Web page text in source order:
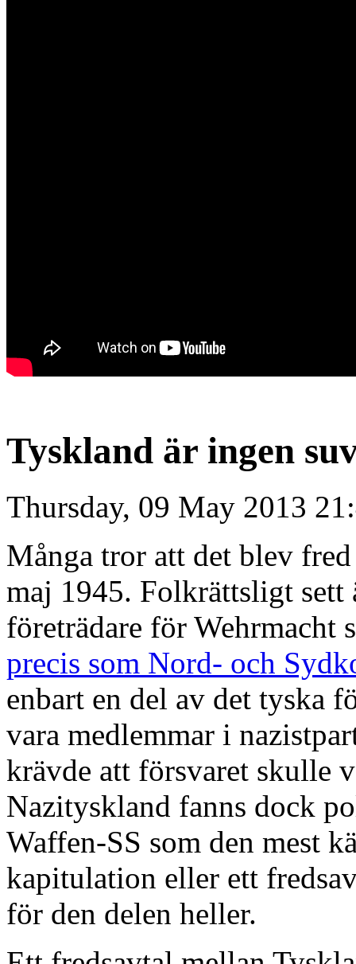
Tyskland är ingen
Thursday, 09 May 2013
Många tror att det blev
maj 1945. Folkrättsligt
företrädare för Wehrmacht
precis som Nord- och
enbart en del av det tyska
vara medlemmar i
krävde att försvaret skulle
Nazityskland fanns dock
Waffen-SS som den mest
kapitulation eller ett
för den delen heller.